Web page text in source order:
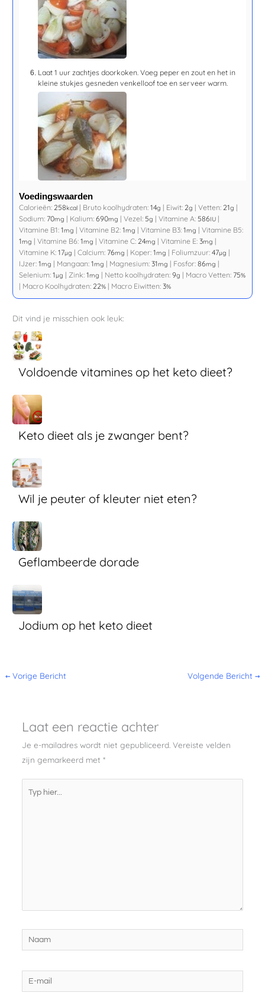
Laat1 uur zachtjes doorkoken. Voeg peper en zout en het in
kleine stukjes gesneden venkelloof toe en serveer warm.
Voedingswaarden
Calorieën: 258kcal | Bruto koolhydraten:14g | Eiwit: 2g |Vetten: 21g |
Sodium: 70mg | Kalium:690mg |Vezel: 5g |Vitamine A: 586IU |
Vitamine B1:1mg |Vitamine B2:1mg |Vitamine B3:1mg |Vitamine B5:
1mg |Vitamine B6:1mg |Vitamine C: 24mg |Vitamine E:3mg |
Vitamine K:17µg |Calcium: 76mg | Koper:1mg | Foliumzuur:47µg |
IJzer:1mg | Mangaan:1mg | Magnesium:31mg | Fosfor:86mg |
Selenium:1µg | Zink:1mg | Netto koolhydraten:9g | Macro Vetten: 75%
| Macro Koolhydraten: 22% | Macro Eiwitten:3%
Dit vind je misschien ook leuk:
Voldoende vitamines op het keto dieet?
Keto dieet als je zwanger bent?
Wil je peuter of kleuter niet eten?
Geflambeerde dorade
Jodium op het keto dieet
← Vorige Bericht Volgende Bericht →
Laat een reactie achter
Je e-mailadres wordt niet gepubliceerd. Vereiste velden
zijn gemarkeerd met *
Naam
mail